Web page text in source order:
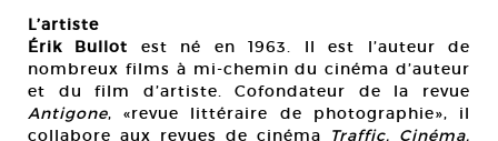
L’artiste
Érik Bullot est né en 1963. Il est l’auteur de
nombreux films à mi-chemin du cinéma d’auteur
et du film d’artiste. Cofondateur de la revue
Antigone, «revue littéraire de photographie», il
collabore aux revues de cinéma
Traffic, Cinéma,